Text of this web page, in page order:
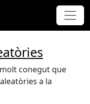
conegut que
a la